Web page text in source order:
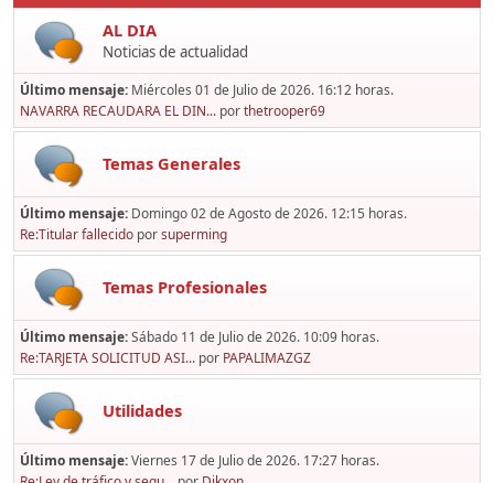
AL DIA
Noticias de actualidad
Último mensaje: Miércoles 01 de Julio de 2026. 16:12 horas.
NAVARRA RECAUDARA EL DIN... porthetrooper69
Temas Generales
Último mensaje: Domingo 02 de Agosto de 2026. 12:15 horas.
Re:Titular fallecido porsuperming
Temas Profesionales
Último mensaje:Sábado 11 de Julio de 2026. 10:09 horas.
Re:TARJETA SOLICITUD ASI... por PAPALIMAZGZ
Utilidades
Último mensaje:Viernes 17 de Julio de 2026. 17:27 horas.